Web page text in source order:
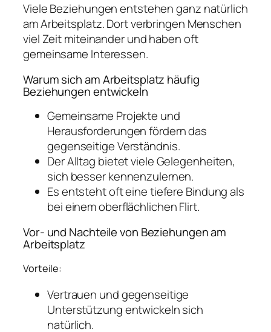
Viele Beziehungen entstehen ganz natürlich
am Arbeitsplatz. Dort verbringen Menschen
viel Zeit miteinander und haben oft
gemeinsame Interessen.
Warum sich am Arbeitsplatz häufig
Beziehungen entwickeln
Gemeinsame Projekte und
Herausforderungen fördern das
gegenseitige Verständnis.
Der Alltag bietet viele Gelegenheiten,
sich besser kennenzulernen.
Es entsteht oft eine tiefere Bindung als
bei einem oberflächlichen Flirt.
Vor- und Nachteile von Beziehungen am
Arbeitsplatz
Vorteile:
Vertrauen und gegenseitige
Unterstützung entwickeln sich
natürlich.